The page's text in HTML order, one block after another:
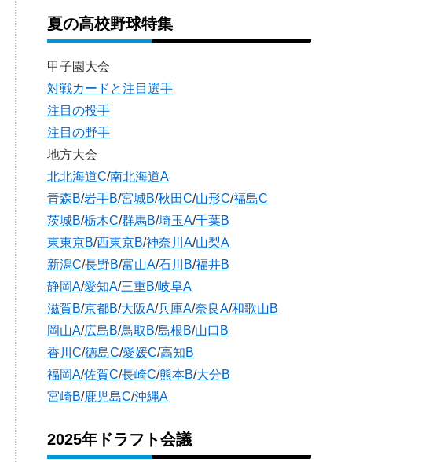
夏の高校野球特集
甲子園大会
対戦カードと注目選手
注目の投手
注目の野手
地方大会
北北海道C/南北海道A
青森B/岩手B/宮城B/秋田C/山形C/福島C
茨城B/栃木C/群馬B/埼玉A/千葉B
東東京B/西東京B/神奈川A/山梨A
新潟C/長野B/富山A/石川B/福井B
静岡A/愛知A/三重B/岐阜A
滋賀B/京都B/大阪A/兵庫A/奈良A/和歌山B
岡山A/広島B/鳥取B/島根B/山口B
香川C/徳島C/愛媛C/高知B
福岡A/佐賀C/長崎C/熊本B/大分B
宮崎B/鹿児島C/沖縄A
2025年ドラフト会議